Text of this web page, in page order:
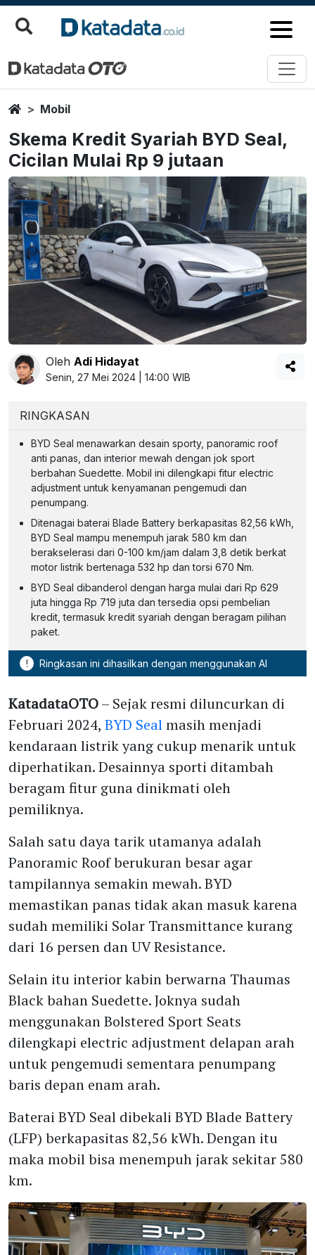
HomeMobil
Skema Kredit Syariah BYD Seal,
Cicilan Mulai Rp 9 jutaan
Oleh Adi Hidayat
Senin, 27 Mei 2024 | 14:00 WIB
RINGKASAN
BYD Seal menawarkan desain sporty, panoramic roof
anti panas, dan interior mewah dengan jok sport
berbahan Suedette. Mobil ini dilengkapi fitur electric
adjustment untuk kenyamanan pengemudi dan
penumpang.
Ditenagai baterai Blade Battery berkapasitas 82,56 kWh,
BYD Seal mampu menempuh jarak 580 km dan
berakselerasi dari 0-100 km/jam dalam 3,8 detik berkat
motor listrik bertenaga 532 hp dan torsi 670 Nm.
BYD Seal dibanderol dengan harga mulai dari Rp 629
juta hingga Rp 719 juta dan tersedia opsi pembelian
kredit, termasuk kredit syariah dengan beragam pilihan
paket.
! Ringkasan ini dihasilkan dengan menggunakan AI
KatadataOTO– Sejak resmi diluncurkan di
Februari 2024, BYD Sealmasih menjadi
kendaraan listrik yang cukup menarik untuk
diperhatikan. Desainnya sporti ditambah
beragam fitur guna dinikmati oleh
pemiliknya.
Salah satu daya tarik utamanya adalah
Panoramic Roof berukuran besar agar
tampilannya semakin mewah. BYD
memastikan panas tidak akan masuk karena
sudah memiliki Solar Transmittance kurang
dari 16 persen dan UV Resistance.
Selain itu interior kabin berwarna Thaumas
Black bahan Suedette. Joknya sudah
menggunakan Bolstered Sport Seats
dilengkapi electric adjustment delapan arah
untuk pengemudi sementara penumpang
baris depan enam arah.
Baterai BYD Seal dibekali BYD Blade Battery
(LFP) berkapasitas 82,56 kWh. Dengan itu
maka mobil bisa menempuh jarak sekitar 580
km.